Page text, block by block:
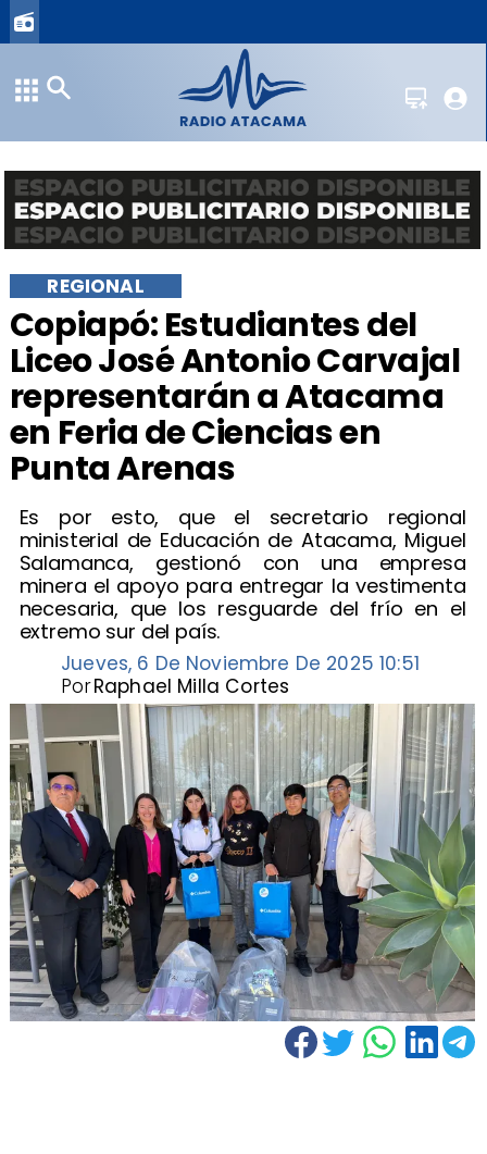
Copiapó: Estudiantes del
Liceo José Antonio Carvajal
representarán a Atacama
en Feria de Ciencias en
Punta Arenas
Es por esto, que el secretario regional
ministerial de Educación de Atacama, Miguel
Salamanca, gestionó con una empresa
minera el apoyo para entregar la vestimenta
necesaria, que los resguarde del frío en el
extremo sur del país.
REGIONAL
Jueves, 6 De Noviembre De 2025 10:51
Raphael Milla Cortes
Por